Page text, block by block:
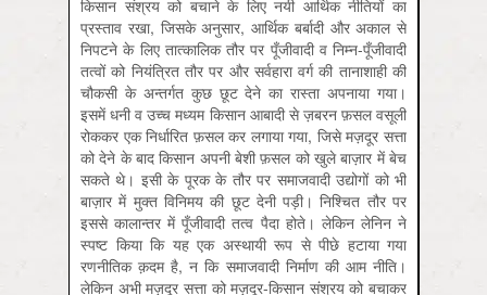
किसान संश्रय को बचाने के लिए नयी आर्थिक नीतियों का
प्रस्ताव रखा, जिसके अनुसार, आर्थिक बर्बादी और अकाल से
निपटने के लिए तात्कालिक तौर पर पूँजीवादी व निम्न-पूँजीवादी
तत्वों को नियंत्रित तौर पर और सर्वहारा वर्ग की तानाशाही की
चौकसी के अन्तर्गत कुछ छूट देने का रास्ता अपनाया गया।
इसमें धनी व उच्च मध्यम किसान आबादी से ज़बरन फ़सल वसूली
रोककर एक निर्धारित फ़सल कर लगाया गया, जिसे मज़दूर सत्ता
को देने के बाद किसान अपनी बेशी फ़सल को खुले बाज़ार में बेच
सकते थे। इसी के पूरक के तौर पर समाजवादी उद्योगों को भी
बाज़ार में मुक्त विनिमय की छूट देनी पड़ी। निश्चित तौर पर
इससे कालान्तर में पूँजीवादी तत्व पैदा होते। लेकिन लेनिन ने
स्पष्ट किया कि यह एक अस्थायी रूप से पीछे हटाया गया
रणनीतिक क़दम है, न कि समाजवादी निर्माण की आम नीति।
लेकिन अभी मज़दूर सत्ता को मज़दूर-किसान संश्रय को बचाकर